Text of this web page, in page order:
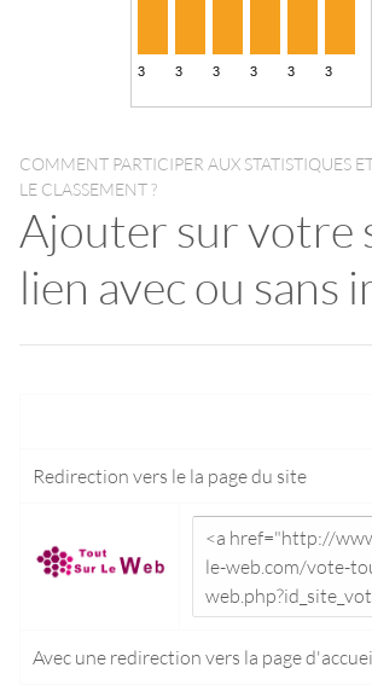
COMMENT PARTICIPER AUX STATISTIQUES
LE CLASSEMENT ?
Ajouter sur votre
lien avec ou sans
Redirection vers le la page du site
Avec une redirection vers la page